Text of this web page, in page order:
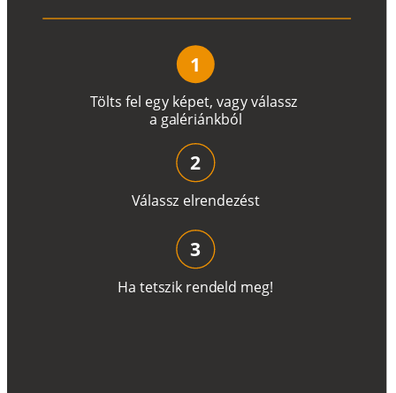
Tölts fel egy képet, vagyválassz
a galériánkból
1
Válassz elrendezést
2
Ha tetszik rendeld meg!
3